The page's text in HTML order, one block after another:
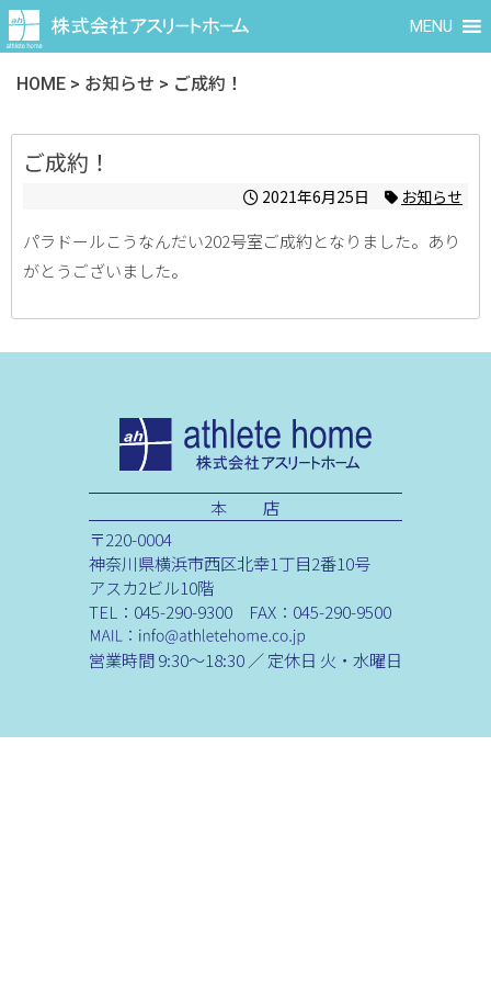
MENU
HOME > お知らせ > ご成約！
ご成約！
2021年6月25日 お知らせ
パラドールこうなんだい202号室ご成約となりました。あり
がとうございました。
本 店
〒220-0004
神奈川県横浜市西区北幸1丁目2番10号
アスカ2ビル10階
TEL：045-290-9300 FAX：045-290-9500
営業時間 9:30～18:30 ／ 定休日 火・水曜日